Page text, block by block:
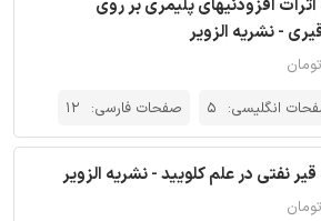
افزودنیهای پلیمری بر روی
- نشریه الزویر
انگلیسی: 5 صفحات فارسی: 12
نفتی در علم کلویید - نشریه الزویر